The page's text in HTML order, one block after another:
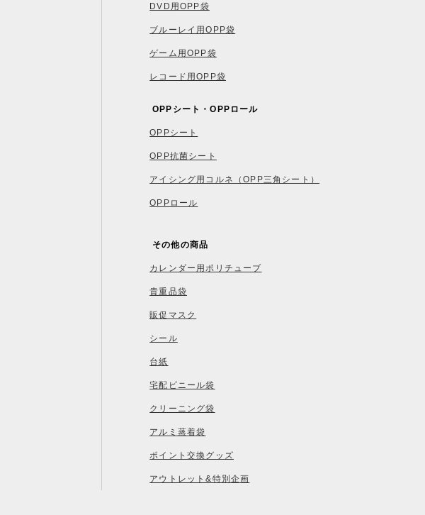
DVD用OPP袋
ブルーレイ用OPP袋
ゲーム用OPP袋
レコード用OPP袋
OPPシート・OPPロール
OPPシート
OPP抗菌シート
アイシング用コルネ（OPP三角シート）
OPPロール
その他の商品
カレンダー用ポリチューブ
貴重品袋
販促マスク
シール
台紙
宅配ビニール袋
クリーニング袋
アルミ蒸着袋
ポイント交換グッズ
アウトレット&特別企画